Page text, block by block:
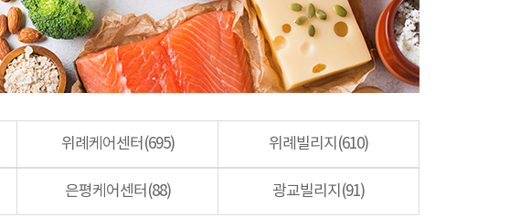
위례케어센터(695) 위례빌리지(610)
은평케어센터(88) 광교빌리지(91)